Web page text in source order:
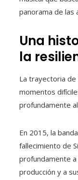
panorama de las
Una
la
La trayectoria de
momentos
profundamente
En 2015, la
fallecimiento de
profundamente
producción y a